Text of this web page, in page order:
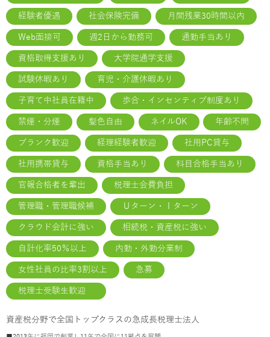
経験者優遇 社会保険完備 月間残業30時間以内
Web面接可 週2日から勤務可 通勤手当あり
資格取得支援あり 大学院通学支援
試験休暇あり 育児・介護休暇あり
子育て中社員在籍中 歩合・インセンティブ制度あり
禁煙・分煙 髪色自由 ネイルOK 年齢不問
ブランク歓迎 経理経験者歓迎 社用PC貸与
社用携帯貸与 資格手当あり 科目合格手当あり
官報合格者を輩出 税理士会費負担
管理職・管理職候補 Ｕターン・Ｉターン
クラウド会計に強い 相続税・資産税に強い
自計化率50％以上 内勤・外勤分業制
女性社員の比率3割以上 急募
税理士受験生歓迎
資産税分野で全国トップクラスの急成長税理士法人